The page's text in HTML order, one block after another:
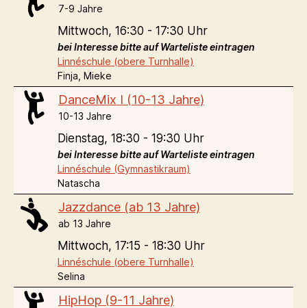
7-9 Jahre
Mittwoch, 16:30 - 17:30 Uhr
bei Interesse bitte auf Warteliste eintragen
Linnéschule (obere Turnhalle)
Finja, Mieke
DanceMix I (10-13 Jahre)
10-13 Jahre
Dienstag, 18:30 - 19:30 Uhr
bei Interesse bitte auf Warteliste eintragen
Linnéschule (Gymnastikraum)
Natascha
Jazzdance (ab 13 Jahre)
ab 13 Jahre
Mittwoch, 17:15 - 18:30 Uhr
Linnéschule (obere Turnhalle)
Selina
HipHop (9-11 Jahre)